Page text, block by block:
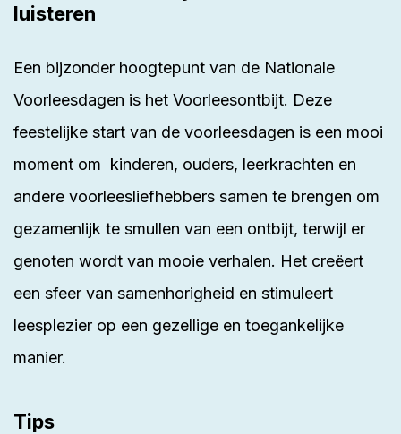
luisteren
Een bijzonder hoogtepunt van de Nationale
Voorleesdagen is het Voorleesontbijt. Deze
feestelijke start van de voorleesdagen is een mooi
moment om kinderen, ouders, leerkrachten en
andere voorleesliefhebbers samen te brengen om
gezamenlijk te smullen van een ontbijt, terwijl er
genoten wordt van mooie verhalen. Het creëert
een sfeer van samenhorigheid en stimuleert
leesplezier op een gezellige en toegankelijke
manier.
Tips